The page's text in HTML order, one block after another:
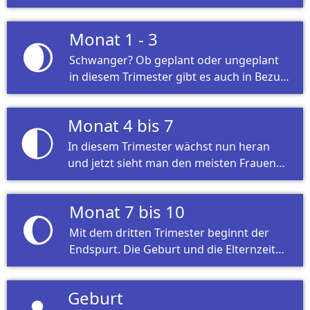
für Frauen.
🌒 Monat 1 - 3
Schwanger? Ob geplant oder ungeplant
in diesem Trimester gibt es auch in Bezug
auf Ihre Arbeit viel zu beachten.
Monat 4 bis 7
In diesem Trimester wächst nun heran
und jetzt sieht man den meisten Frauen
die Schwangerschaft nun auch langsam
an. Was Sie nun beachten müssen
erfahren Sie in diesem Thema.
🌔 Monat 7 bis 10
Mit dem dritten Trimester beginnt der
Endspurt. Die Geburt und die Elternzeit
sind nicht mehr weit – Planung ist
angesagt.
Geburt